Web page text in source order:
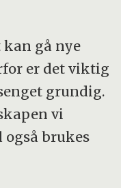
gå nye
er det viktig
grundig.
vi
brukes